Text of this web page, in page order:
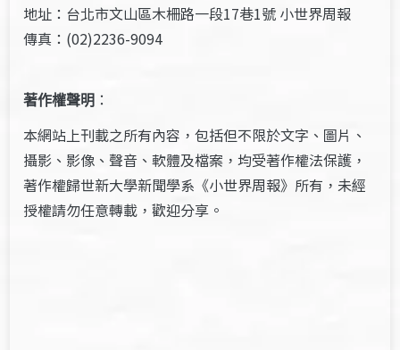
地址：台北市文山區木柵路一段17巷1號 小世界周報
傳真：(02)2236-9094
著作權聲明 ：
本網站上刊載之所有內容，包括但不限於文字、圖片、
攝影、影像、聲音、軟體及檔案，均受著作權法保護，
著作權歸世新大學新聞學系《小世界周報》所有，未經
授權請勿任意轉載，歡迎分享。